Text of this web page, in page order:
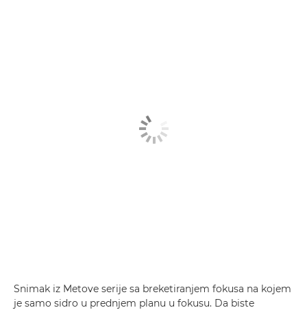
Snimak iz Metove serije sa breketiranjem fokusa na kojem
je samo sidro u prednjem planu u fokusu. Da biste